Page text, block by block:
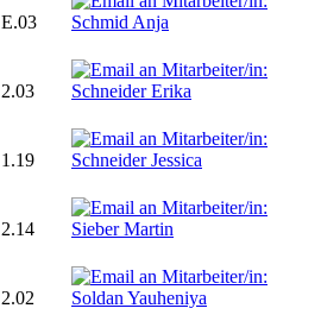
E.03
2.03
1.19
2.14
2.02